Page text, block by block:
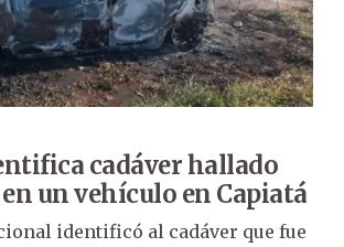
cadáver hallado
un vehículo en Capiatá
identificó al cadáver que fue